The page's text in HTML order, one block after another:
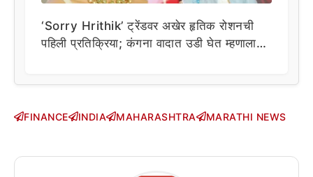
‘Sorry Hrithik’ ट्रेंडवर अखेर हृतिक रोशनची
पहिली प्रतिक्रिया; कंगना वादात उडी घेत म्हणाला…
FINANCE INDIA MAHARASHTRA MARATHI NEWS